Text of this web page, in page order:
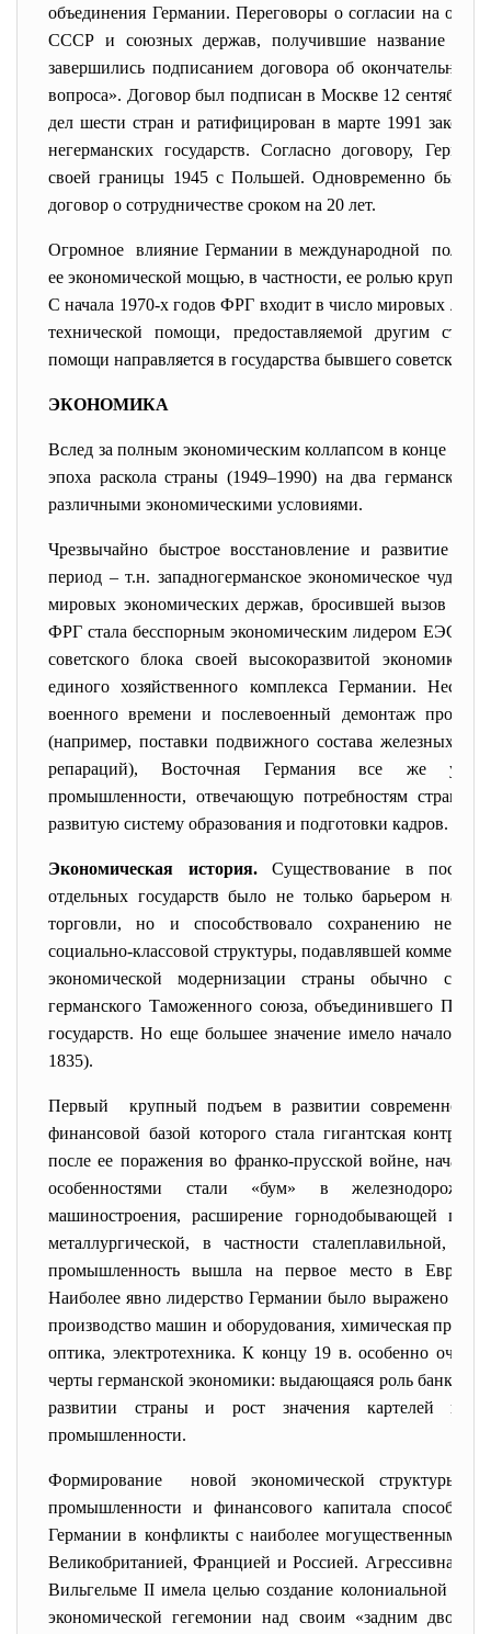
объединения Германии. Переговоры о согласии на
СССР и союзных держав, получившие название
завершились подписанием договора об окончательном
вопроса». Договор был подписан в Москве 12 сентября
дел шести стран и ратифицирован в марте 1991
негерманских государств. Согласно договору,
своей границы 1945 с Польшей. Одновременно был
договор о сотрудничестве сроком на 20 лет.
Огромное влияние Германии в международной
ее экономической мощью, в частности, ее ролью
С начала 1970-х годов ФРГ входит в число мировых
технической
помощи, предоставляемой другим
помощи направляется в государства бывшего советского
ЭКОНОМИКА
Вслед за полным экономическим коллапсом в конце
эпоха раскола страны (1949–1990) на два германских
различными экономическими условиями.
Чрезвычайно быстрое восстановление и развитие
период – т.н. западногерманское экономическое чудо
мировых экономических держав, бросившей вызов
ФРГ стала бесспорным экономическим лидером ЕЭС.
советского блока своей высокоразвитой
единого хозяйственного комплекса Германии.
военного времени и послевоенный демонтаж
(например, поставки подвижного состава железных
репараций), Восточная Германия все же
промышленности, отвечающую потребностям страны
развитую систему образования и подготовки кадров.
Экономическая история. Существование в
отдельных государств было не только барьером на
торговли, но и способствовало сохранению
социально-классовой структуры, подавлявшей
экономической модернизации страны обычно
германского Таможенного союза, объединившего
государств. Но еще большее значение имело начало
1835).
Первый крупный подъем в развитии современной
финансовой базой которого стала гигантская
после ее поражения во франко-прусской войне,
особенностями стали «бум» в железнодорожном
машиностроения, расширение горнодобывающей
металлургической, в частности сталеплавильной,
промышленность вышла на первое место в Европе,
Наиболее явно лидерство Германии было выражено в
производство машин и оборудования, химическая
оптика, электротехника. К концу 19 в. особенно
черты германской экономики: выдающаяся роль
развитии страны и рост значения картелей и
промышленности.
Формирование новой экономической структуры
промышленности и финансового капитала
Германии в конфликты с наиболее могущественными
Великобританией, Францией и Россией. Агрессивная
ВильгельмеII имела целью создание колониальной
экономической гегемонии над своим «задним